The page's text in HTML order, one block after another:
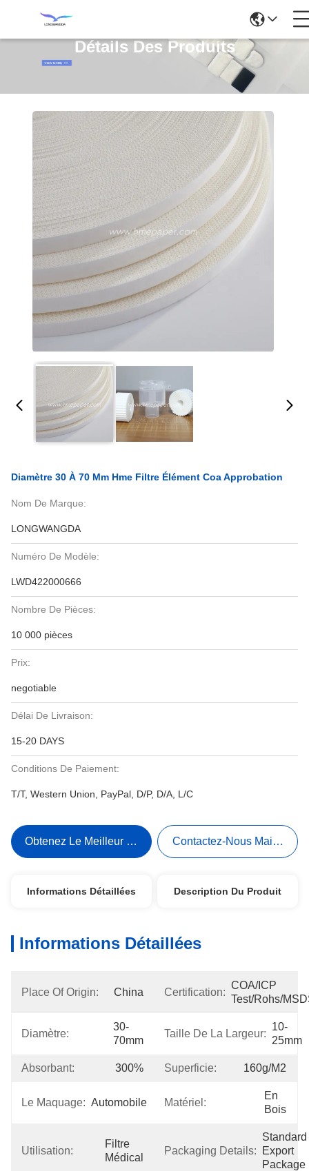
Détails Des Produits
Diamètre 30 À 70 Mm Hme Filtre Élément Coa Approbation
Nom De Marque:
LONGWANGDA
Numéro De Modèle:
LWD422000666
Nombre De Pièces:
10 000 pièces
Prix:
negotiable
Délai De Livraison:
15-20 DAYS
Conditions De Paiement:
T/T, Western Union, PayPal, D/P, D/A, L/C
Obtenez Le Meilleur Prix Contactez-Nous Maintenant
Informations Détaillées Description Du Produit
Informations Détaillées
Place Of Origin: China Certification:
COA/ICP
Test/Rohs/
Diamètre:
30-
70mm
Taille De La Largeur:
10-
25mm
Absorbant: 300% Superficie: 160g/m2
Le Maquage: Automobile Matériel:
En
Bois
Utilisation:
Filtre
Médical
Packaging Details:
Standard
Export
Package